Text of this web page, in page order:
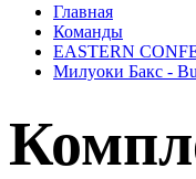
Главная
Команды
EASTERN
Милуоки Бакс -